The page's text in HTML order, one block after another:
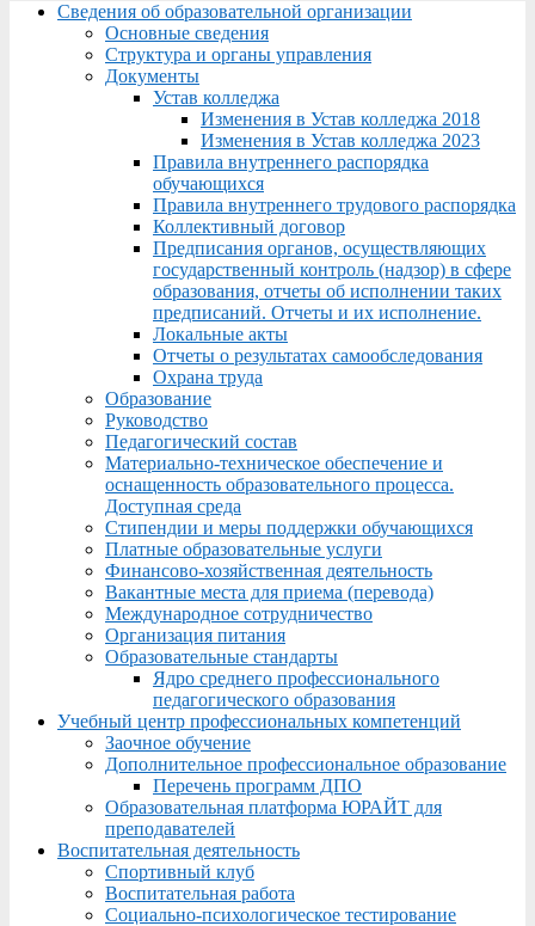
Menu
Сведения об образовательной организации
Основные сведения
Структура и органы управления
Документы
Устав колледжа
Изменения в Устав колледжа 2018
Изменения в Устав колледжа 2023
Правила внутреннего распорядка
обучающихся
Правила внутреннего трудового распорядка
Коллективный договор
Предписания органов, осуществляющих
государственный контроль (надзор) в сфере
образования, отчеты об исполнении таких
предписаний. Отчеты и их исполнение.
Локальные акты
Отчеты о результатах самообследования
Охрана труда
Образование
Руководство
Педагогический состав
Материально-техническое обеспечение и
оснащенность образовательного процесса.
Доступная среда
Стипендии и меры поддержки обучающихся
Платные образовательные услуги
Финансово-хозяйственная деятельность
Вакантные места для приема (перевода)
Международное сотрудничество
Организация питания
Образовательные стандарты
Ядро среднего профессионального
педагогического образования
Учебный центр профессиональных компетенций
Заочное обучение
Дополнительное профессиональное образование
Перечень программ ДПО
Образовательная платформа ЮРАЙТ для
преподавателей
Воспитательная деятельность
Спортивный клуб
Воспитательная работа
Социально-психологическое тестирование